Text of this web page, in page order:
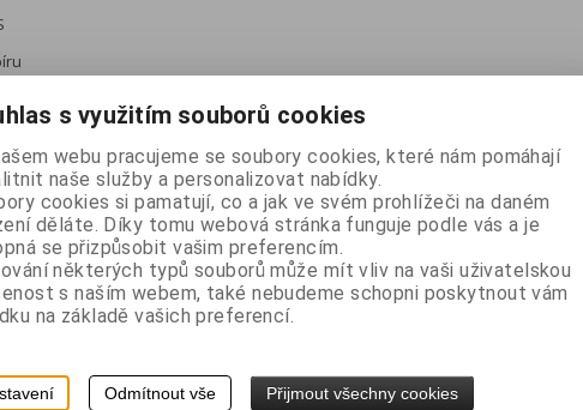
4.0 + EDR - modely s Bluetooth rozhraním
- volitelně
nebo sériového rozhraní je nutné použít speciální
40mm,
s využitím souborů cookies
webu pracujeme se soubory cookies, které nám pomáhají
naše služby a personalizovat nabídky.
cookies si pamatují, co a jak ve svém prohlížeči na daném
děláte. Díky tomu webová stránka funguje podle vás a je
se přizpůsobit vašim preferencím.
některých typů souborů může mít vliv na vaši uživatelskou
s naším webem, také nebudeme schopni poskytnout vám
na základě vašich preferencí.
Odmítnout vše Přijmout všechny cookies